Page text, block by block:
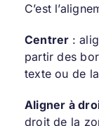
C’est
Centrer :
partir des
texte ou de
Aligner à
droit de la